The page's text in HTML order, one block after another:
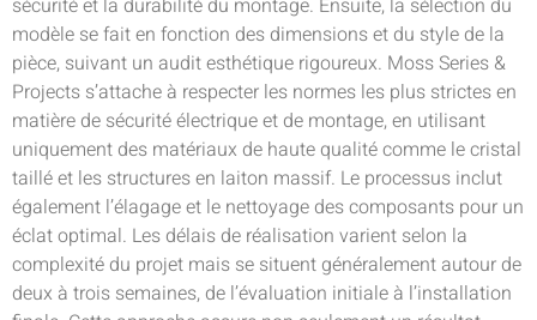
sécurité et la durabilité du montage. Ensuite, la sélection du
modèle se fait en fonction des dimensions et du style de la
pièce, suivant un audit esthétique rigoureux. Moss Series &
Projects s’attache à respecter les normes les plus strictes en
matière de sécurité électrique et de montage, en utilisant
uniquement des matériaux de haute qualité comme le cristal
taillé et les structures en laiton massif. Le processus inclut
également l’élagage et le nettoyage des composants pour un
éclat optimal. Les délais de réalisation varient selon la
complexité du projet mais se situent généralement autour de
deux à trois semaines, de l’évaluation initiale à l’installation